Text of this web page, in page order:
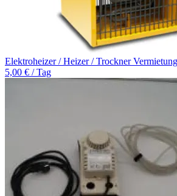
Elektroheizer / Heizer / Trockner
5,00 € / Tag